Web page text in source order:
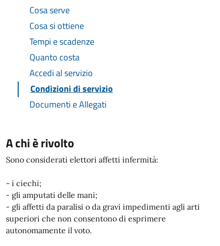
Cosa serve
Cosa si ottiene
Tempi e scadenze
Quanto costa
Accedi al servizio
Condizioni di servizio
Documenti e Allegati
A chi è rivolto
Sono considerati elettori affetti infermità:
- i ciechi;
- gli amputati delle mani;
- gli affetti da paralisi o da gravi impedimenti agli arti
superiori che non consentono di esprimere
autonomamente il voto.